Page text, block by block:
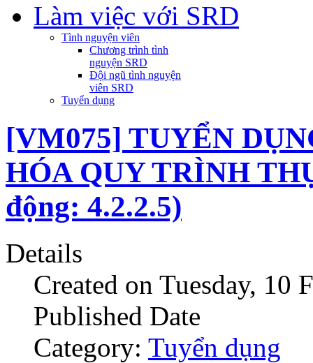
Làm việc với SRD
Tình nguyện viên
Chương trình tình
nguyện SRD
Đội ngũ tình nguyện
viên SRD
Tuyển dụng
[VM075] TUYỂN
HÓA QUY TRÌNH
động: 4.2.2.5)
Details
Created on Tuesday, 10
Published Date
Category: Tuyển dụng